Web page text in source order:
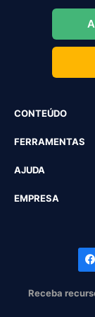
CONTEÚDO
FERRAMENTAS
AJUDA
EMPRESA
Receba